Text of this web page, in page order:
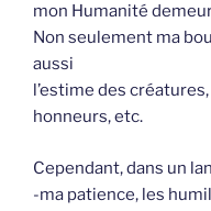
mon Humanité
Non seulement ma
aussi
l’estime des
honneurs, etc.
Cependant, dans un
-ma patience, les